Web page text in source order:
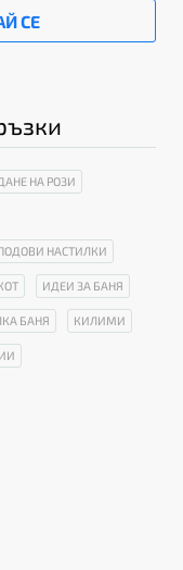
СЕ
НА РОЗИ
НАСТИЛКИ
ИДЕИ ЗА БАНЯ
БАНЯ КИЛИМИ